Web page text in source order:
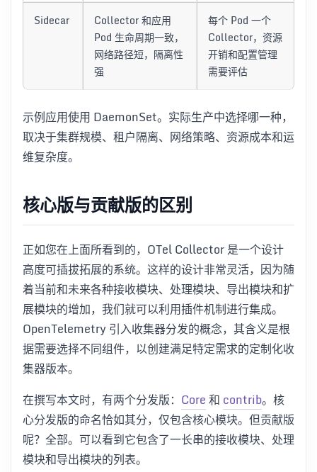
Sidecar
Collector 和应用
Pod 生命周期一致，
网络路径短，隔离性
强
每个 Pod 一个
Collector，资源
开销和配置管理
需要评估
示例应用使用 DaemonSet。实际生产中选择哪一种，
取决于集群规模、租户隔离、网络策略、资源成本和运
维复杂度。
核心版与贡献版的区别
正如您在上面所看到的，OTel Collector 是一个设计
高度可插拔拓展的系统。这样的设计非常灵活，因为随
着当前和未来各种接收模块、处理模块、导出模块和扩
展模块的增加，我们就可以利用插件机制进行集成。
OpenTelemetry 引入收集器分发的概念，其含义是根
据需要选择不同组件，以创建满足特定需求的定制化收
集器版本。
在撰写本文时，有两个分发版： Core和 contrib。核
心分发版的命名恰如其分，仅包含核心模块。但贡献版
呢？全部。可以看到它包含了一长串的接收模块、处理
模块和导出模块的列表。